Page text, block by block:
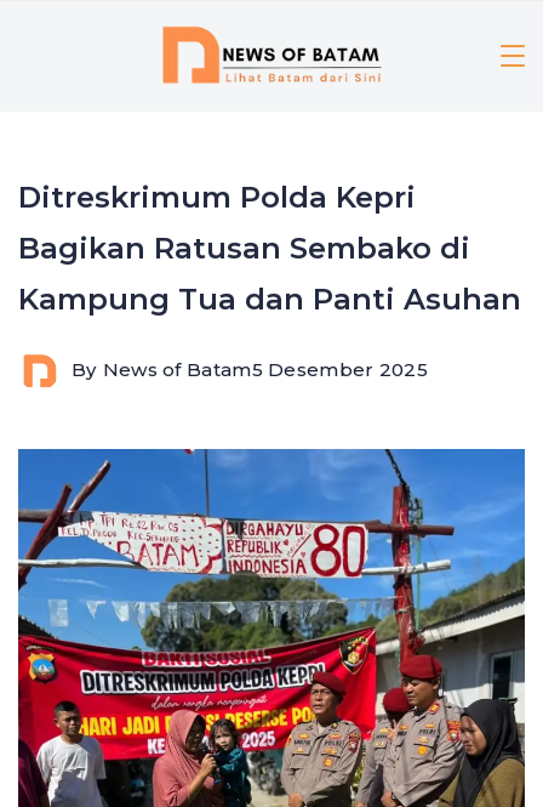
Ditreskrimum Polda Kepri
Bagikan Ratusan Sembako di
Kampung Tua dan Panti Asuhan
By News of Batam5 Desember 2025